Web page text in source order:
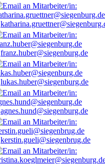
franz.huber@siegenburg.de
lukas.huber@siegenburg.de
agnes.hund@siegenburg.de
kerstin.gueli@siegenbrug.de